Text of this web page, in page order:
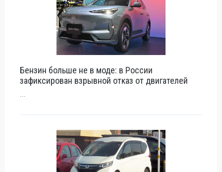
Бензин больше не в моде: в России
зафиксирован взрывной отказ от двигателей